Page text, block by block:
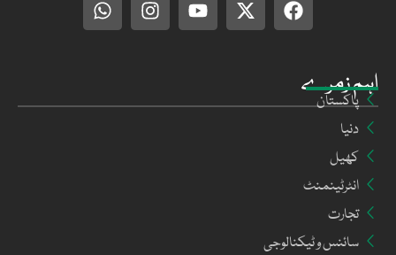
اہم زمرے
پاکستان
دنیا
کھیل
انٹرٹینمنٹ
تجارت
سائنس و ٹیکنالوجی